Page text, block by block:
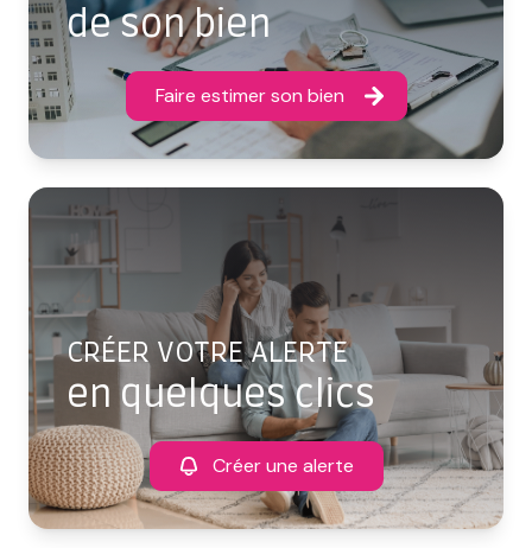
de son bien
Faire estimer son bien
CRÉER VOTRE ALERTE
en quelques clics
Créer une alerte